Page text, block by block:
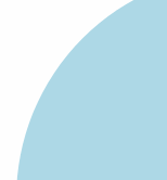
Kereskedőként
egyszeri